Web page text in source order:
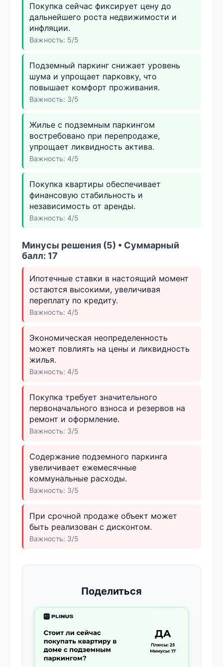
Покупка сейчас фиксирует цену до
дальнейшего роста недвижимости и
инфляции.
Важность: 5/5
Подземный паркинг снижает уровень
шума и упрощает парковку, что
повышает комфорт проживания.
Важность: 3/5
Жилье с подземным паркингом
востребовано при перепродаже,
упрощает ликвидность актива.
Важность: 4/5
Покупка квартиры обеспечивает
финансовую стабильность и
независимость от аренды.
Важность: 4/5
Минусы решения (5) • Суммарный
балл: 17
Ипотечные ставки в настоящий момент
остаются высокими, увеличивая
переплату по кредиту.
Важность: 4/5
Экономическая неопределенность
может повлиять на цены и ликвидность
жилья.
Важность: 4/5
Покупка требует значительного
первоначального взноса и резервов на
ремонт и оформление.
Важность: 3/5
Содержание подземного паркинга
увеличивает ежемесячные
коммунальные расходы.
Важность: 3/5
При срочной продаже объект может
быть реализован с дисконтом.
Важность: 3/5
Поделиться